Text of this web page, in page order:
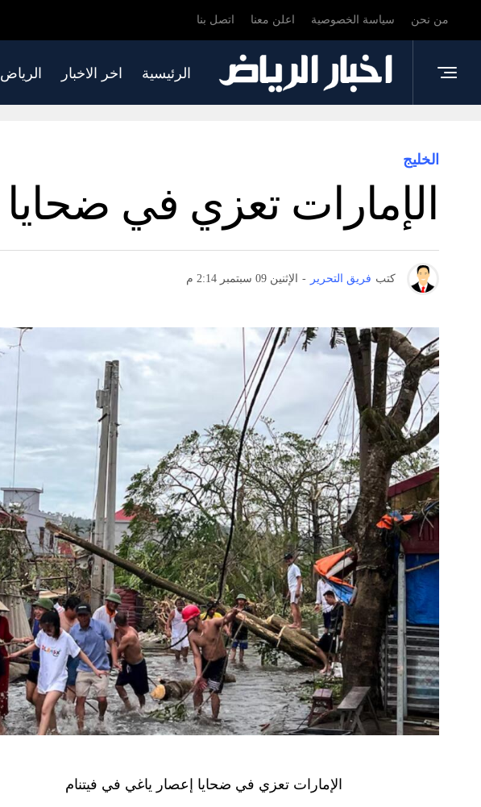
من نحن سياسة الخصوصية اعلن معنا اتصل بنا
الرئيسية اخر الاخبار الرياض
الخليج
الإمارات تعزي في
كتب فريق التحرير - الإثنين 09 سبتمبر 2:14 م
الإمارات تعزي في ضحايا إعصار ياغي في فيتنام